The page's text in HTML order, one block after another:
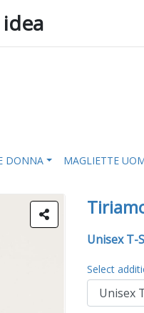
DONNA MAGLIETTE
Unisex T-
Select